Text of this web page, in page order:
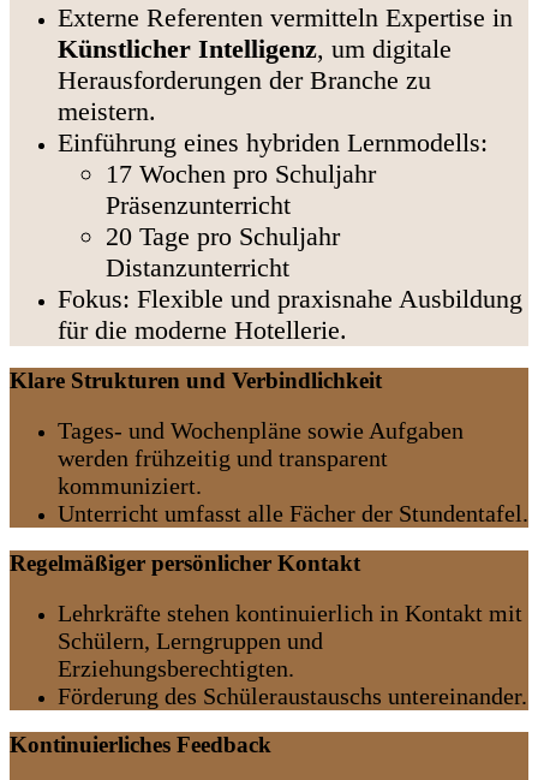
Externe Referenten vermitteln Expertise in
Künstlicher Intelligenz, um digitale
Herausforderungen der Branche zu
meistern.
Einführung eines hybriden Lernmodells:
17 Wochen pro Schuljahr
Präsenzunterricht
20 Tage pro Schuljahr
Distanzunterricht
Fokus: Flexible und praxisnahe Ausbildung
für die moderne Hotellerie.
Klare Strukturen und Verbindlichkeit
Tages- und Wochenpläne sowie Aufgaben
werden frühzeitig und transparent
kommuniziert.
Unterricht umfasst alle Fächer der Stundentafel.
Regelmäßiger persönlicher Kontakt
Lehrkräfte stehen kontinuierlich in Kontakt mit
Schülern, Lerngruppen und
Erziehungsberechtigten.
Förderung des Schüleraustauschs untereinander.
Kontinuierliches Feedback